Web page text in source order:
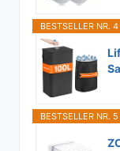
BESTSELLER NR. 4
BESTSELLER NR. 5